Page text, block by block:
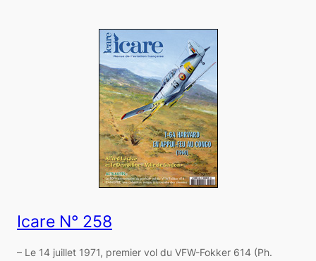
Icare N° 258
– Le 14 juillet 1971, premier vol du VFW-Fokker 614 (Ph.